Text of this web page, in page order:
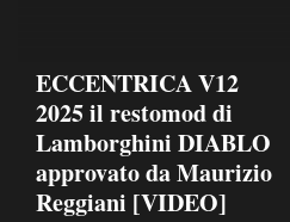
ECCENTRICA V12
2025 il restomod di
Lamborghini DIABLO
approvato da Maurizio
Reggiani [VIDEO]